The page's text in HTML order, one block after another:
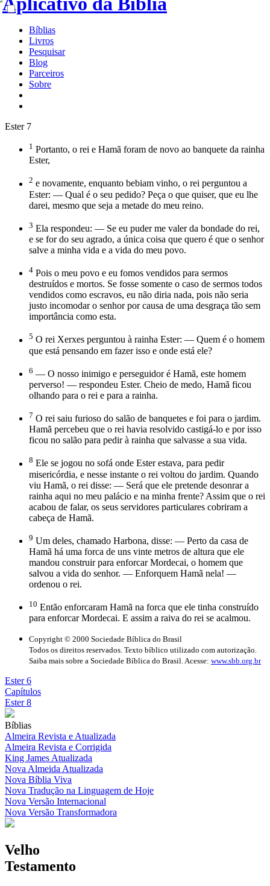
Bíblias
Livros
Pesquisar
Blog
Parceiros
Sobre
Ester 7
1 Portanto, o rei e Hamã foram de novo ao banquete da rainha
Ester,
2 e novamente, enquanto bebiam vinho, o rei perguntou a
Ester: — Qual é o seu pedido? Peça o que quiser, que eu lhe
darei, mesmo que seja a metade do meu reino.
3 Ela respondeu: — Se eu puder me valer da bondade do rei,
e se for do seu agrado, a única coisa que quero é que o senhor
salve a minha vida e a vida do meu povo.
4 Pois o meu povo e eu fomos vendidos para sermos
destruídos e mortos. Se fosse somente o caso de sermos todos
vendidos como escravos, eu não diria nada, pois não seria
justo incomodar o senhor por causa de uma desgraça tão sem
importância como esta.
5 O rei Xerxes perguntou à rainha Ester: — Quem é o homem
que está pensando em fazer isso e onde está ele?
6 — O nosso inimigo e perseguidor é Hamã, este homem
perverso! — respondeu Ester. Cheio de medo, Hamã ficou
olhando para o rei e para a rainha.
7 O rei saiu furioso do salão de banquetes e foi para o jardim.
Hamã percebeu que o rei havia resolvido castigá-lo e por isso
ficou no salão para pedir à rainha que salvasse a sua vida.
8 Ele se jogou no sofá onde Ester estava, para pedir
misericórdia, e nesse instante o rei voltou do jardim. Quando
viu Hamã, o rei disse: — Será que ele pretende desonrar a
rainha aqui no meu palácio e na minha frente? Assim que o rei
acabou de falar, os seus servidores particulares cobriram a
cabeça de Hamã.
9 Um deles, chamado Harbona, disse: — Perto da casa de
Hamã há uma forca de uns vinte metros de altura que ele
mandou construir para enforcar Mordecai, o homem que
salvou a vida do senhor. — Enforquem Hamã nela! —
ordenou o rei.
10 Então enforcaram Hamã na forca que ele tinha construído
para enforcar Mordecai. E assim a raiva do rei se acalmou.
Copyright © 2000 Sociedade Bíblica do Brasil
Todos os direitos reservados. Texto bíblico utilizado com autorização.
Saiba mais sobre a Sociedade Bíblica do Brasil. Acesse: www.sbb.org.br
Ester 6
Capítulos
Ester 8
Bíblias
Almeira Revista e Atualizada
Almeira Revista e Corrigida
King James Atualizada
Nova Almeida Atualizada
Nova Bíblia Viva
Nova Tradução na Linguagem de Hoje
Nova Versão Internacional
Nova Versão Transformadora
Velho
Testamento